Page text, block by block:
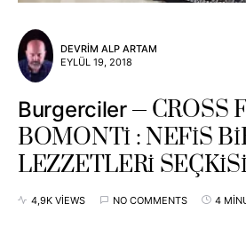
DEVRIM ALP ARTAM
EYLÜL 19, 2018
Burgerciler
CROSS
BOMONTİ : NEFİS
LEZZETLERİ
4,9K VIEWS NO COMMENTS 4